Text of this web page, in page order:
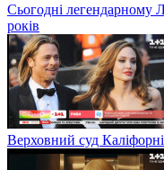
Сьогодні легендарному
років
Верховний суд